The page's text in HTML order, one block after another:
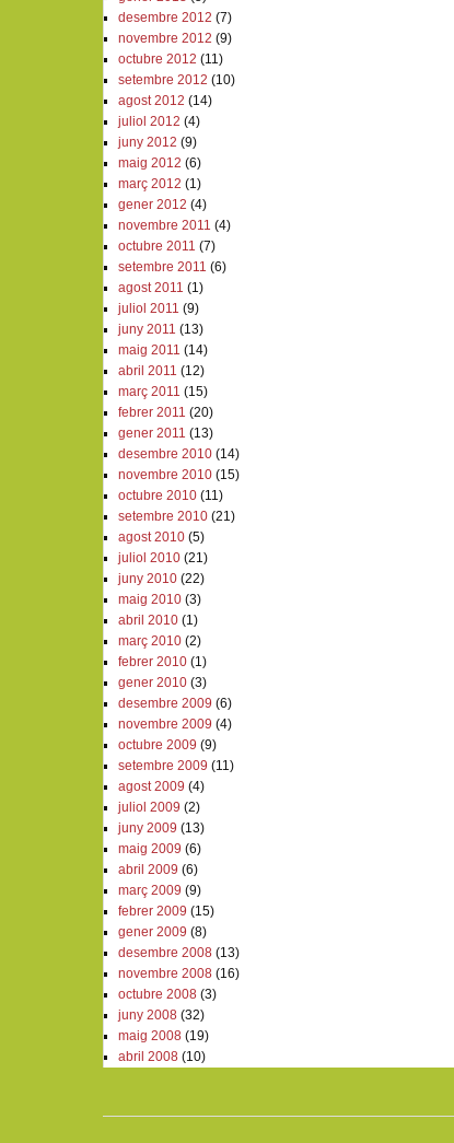
desembre 2012 (7)
novembre 2012 (9)
octubre 2012 (11)
setembre 2012 (10)
agost 2012 (14)
juliol 2012 (4)
juny 2012 (9)
maig 2012 (6)
març 2012 (1)
gener 2012 (4)
novembre 2011 (4)
octubre 2011 (7)
setembre 2011 (6)
agost 2011 (1)
juliol 2011 (9)
juny 2011 (13)
maig 2011 (14)
abril 2011 (12)
març 2011 (15)
febrer 2011 (20)
gener 2011 (13)
desembre 2010 (14)
novembre 2010 (15)
octubre 2010 (11)
setembre 2010 (21)
agost 2010 (5)
juliol 2010 (21)
juny 2010 (22)
maig 2010 (3)
abril 2010 (1)
març 2010 (2)
febrer 2010 (1)
gener 2010 (3)
desembre 2009 (6)
novembre 2009 (4)
octubre 2009 (9)
setembre 2009 (11)
agost 2009 (4)
juliol 2009 (2)
juny 2009 (13)
maig 2009 (6)
abril 2009 (6)
març 2009 (9)
febrer 2009 (15)
gener 2009 (8)
desembre 2008 (13)
novembre 2008 (16)
octubre 2008 (3)
juny 2008 (32)
maig 2008 (19)
abril 2008 (10)